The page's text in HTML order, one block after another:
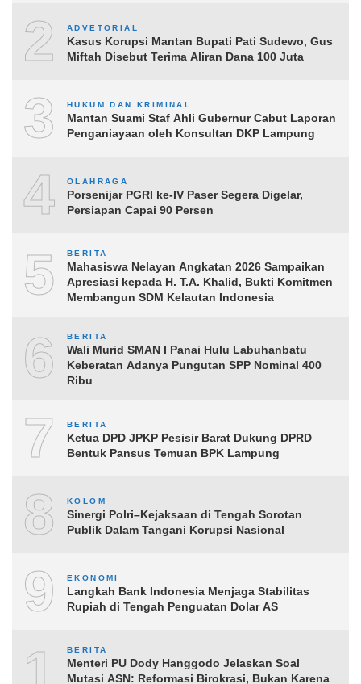
2 ADVETORIAL
Kasus Korupsi Mantan Bupati Pati Sudewo, Gus
Miftah Disebut Terima Aliran Dana 100 Juta
3 HUKUM DAN KRIMINAL
Mantan Suami Staf Ahli Gubernur Cabut Laporan
Penganiayaan oleh Konsultan DKP Lampung
4 OLAHRAGA
Porsenijar PGRI ke-IV Paser Segera Digelar,
Persiapan Capai 90 Persen
5 BERITA
Mahasiswa Nelayan Angkatan 2026 Sampaikan
Apresiasi kepada H. T.A. Khalid, Bukti Komitmen
Membangun SDM Kelautan Indonesia
6 BERITA
Wali Murid SMAN I Panai Hulu Labuhanbatu
Keberatan Adanya Pungutan SPP Nominal 400
Ribu
7 BERITA
Ketua DPD JPKP Pesisir Barat Dukung DPRD
Bentuk Pansus Temuan BPK Lampung
8 KOLOM
Sinergi Polri–Kejaksaan di Tengah Sorotan
Publik Dalam Tangani Korupsi Nasional
9 EKONOMI
Langkah Bank Indonesia Menjaga Stabilitas
Rupiah di Tengah Penguatan Dolar AS
BERITA
Menteri PU Dody Hanggodo Jelaskan Soal
Mutasi ASN: Reformasi Birokrasi, Bukan Karena